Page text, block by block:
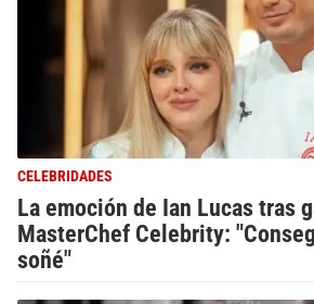
CELEBRIDADES
La emoción de Ian Lucas tras
MasterChef Celebrity:
soñé"